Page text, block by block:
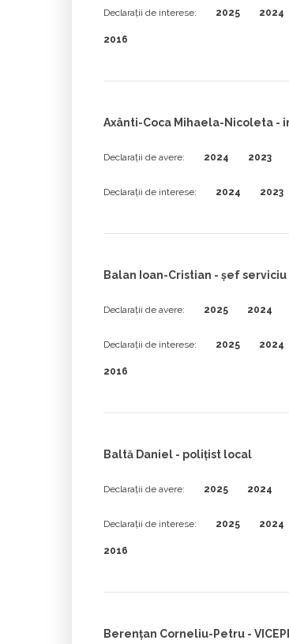
Declarații de interese: 2025 2024
2016
Axânti-Coca Mihaela-Nicoleta -
Declarații de avere: 2024 2023
Declarații de interese: 2024 2023
Balan Ioan-Cristian - șef serviciu
Declarații de avere: 2025 2024
Declarații de interese: 2025 2024
2016
Baltă Daniel - poliţist local
Declarații de avere: 2025 2024
Declarații de interese: 2025 2024
2016
Berențan Corneliu-Petru -